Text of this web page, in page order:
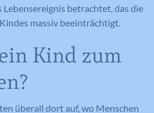
betrachtet, das die
massiv beeinträchtigt.
Kind zum
überall dort auf, wo Menschen